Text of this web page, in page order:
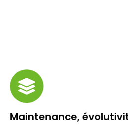
Maintenance,